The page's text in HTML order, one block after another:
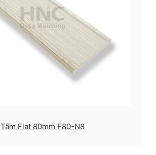
Tấm Flat 80mm F80-N8